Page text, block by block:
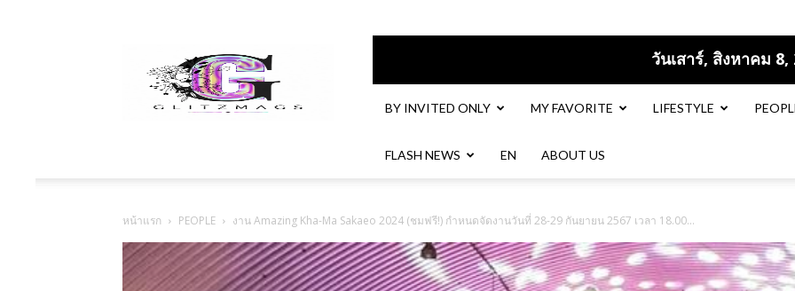
วันเสาร์, สิงหาคม 8,
BY INVITED ONLY MY FAVORITE LIFESTYLE
FLASH NEWS EN​ ABOUT US
หน้าแรก PEOPLE งาน Amazing Kha-Ma Sakaeo 2024 (ชมฟรี!) กำหนดจัดงานวันที่ 28-29 กันยายน 2567 เวลา 18.00...